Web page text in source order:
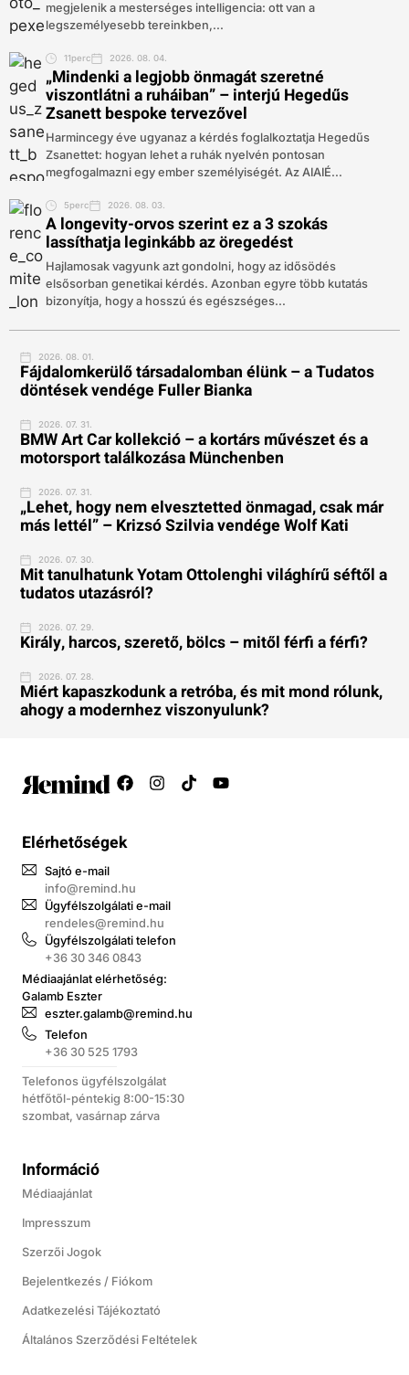
megjelenik a mesterséges intelligencia: ott van a
legszemélyesebb tereinkben,...
11perc 2026. 08. 04.
„Mindenki a legjobb önmagát szeretné
viszontlátni a ruháiban” – interjú Hegedűs
Zsanett bespoke tervezővel
Harmincegy éve ugyanaz a kérdés foglalkoztatja Hegedűs
Zsanettet: hogyan lehet a ruhák nyelvén pontosan
megfogalmazni egy ember személyiségét. Az AIAIÉ...
5perc 2026. 08. 03.
A longevity-orvos szerint ez a 3 szokás
lassíthatja leginkább az öregedést
Hajlamosak vagyunk azt gondolni, hogy az idősödés
elsősorban genetikai kérdés. Azonban egyre több kutatás
bizonyítja, hogy a hosszú és egészséges...
2026. 08. 01.
Fájdalomkerülő társadalomban élünk – a Tudatos
döntések vendége Fuller Bianka
2026. 07. 31.
BMW Art Car kollekció – a kortárs művészet és a
motorsport találkozása Münchenben
2026. 07. 31.
„Lehet, hogy nem elvesztetted önmagad, csak már
más lettél” – Krizsó Szilvia vendége Wolf Kati
2026. 07. 30.
Mit tanulhatunk Yotam Ottolenghi világhírű séftől a
tudatos utazásról?
2026. 07. 29.
Király, harcos, szerető, bölcs – mitől férfi a férfi?
2026. 07. 28.
Miért kapaszkodunk a retróba, és mit mond rólunk,
ahogy a modernhez viszonyulunk?
Elérhetőségek
Sajtó e-mail
info@remind.hu
Ügyfélszolgálati e-mail
rendeles@remind.hu
Ügyfélszolgálati telefon
+36 30 346 0843
Médiaajánlat elérhetőség:
Galamb Eszter
eszter.galamb@remind.hu
Telefon
+36 30 525 1793
Telefonos ügyfélszolgálat
hétfőtől-péntekig 8:00-15:30
szombat, vasárnap zárva
Információ
Médiaajánlat
Impresszum
Szerzői Jogok
Bejelentkezés / Fiókom
Adatkezelési Tájékoztató
Általános Szerződési Feltételek